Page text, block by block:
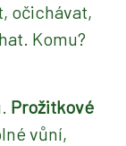
očichávat,
Komu?
Prožitkové
vůní,